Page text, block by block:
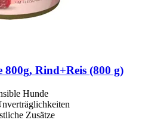
800g, Rind+Reis (800 g)
Hunde
Zusätze